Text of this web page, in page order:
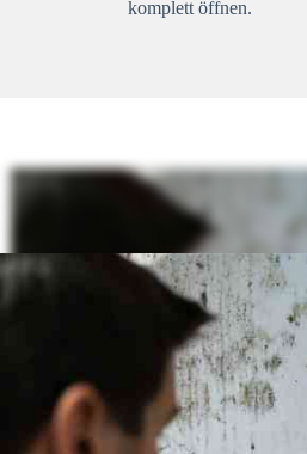
komplett öffnen.